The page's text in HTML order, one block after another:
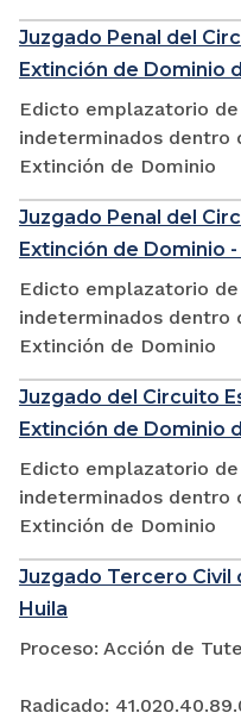
Juzgado Penal del
Extinción de Dominio
Edicto emplazatorio
indeterminados dentro
Extinción de Dominio
Juzgado Penal del
Extinción de Dominio
Edicto emplazatorio
indeterminados dentro
Extinción de Dominio
Juzgado del Circuito
Extinción de Dominio
Edicto emplazatorio
indeterminados dentro
Extinción de Dominio
Juzgado Tercero Civil
Huila
Proceso: Acción de
Radicado: